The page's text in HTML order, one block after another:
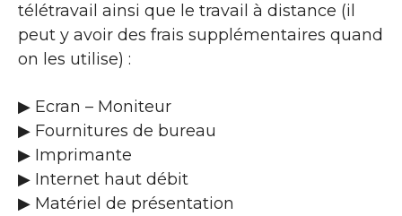
télétravail ainsi que le travail à distance (il
peut y avoir des frais supplémentaires quand
on les utilise) :
▶ Ecran – Moniteur
▶ Fournitures de bureau
▶ Imprimante
▶ Internet haut débit
▶ Matériel de présentation